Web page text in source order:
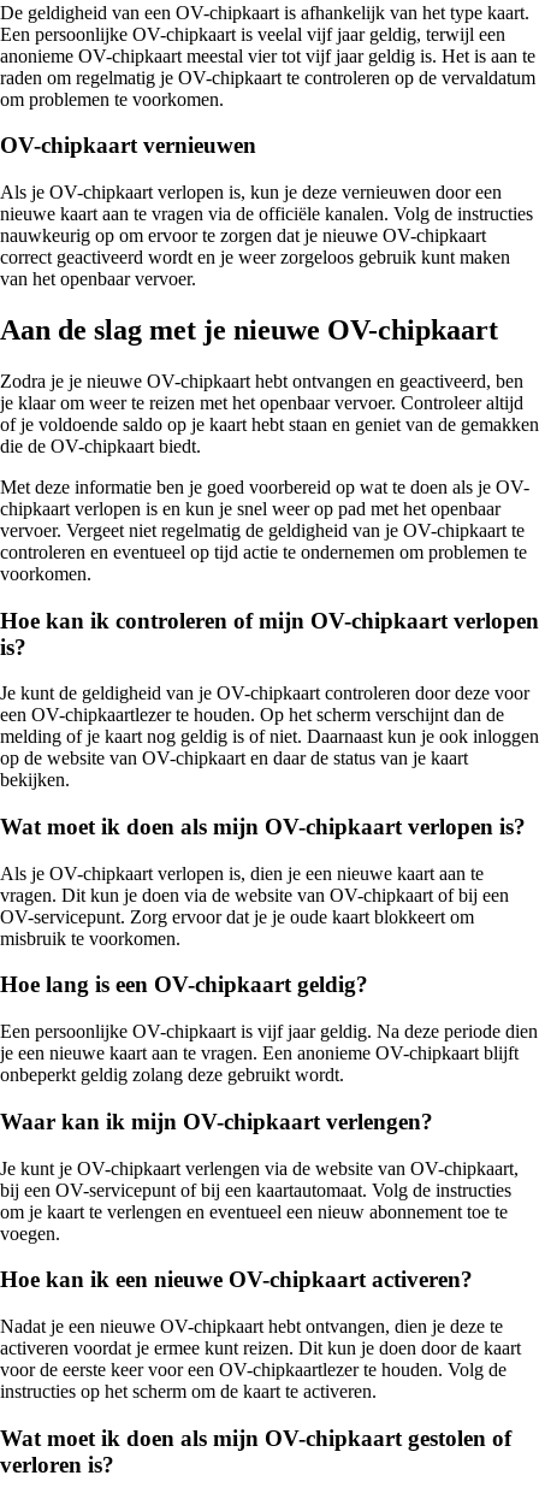
De geldigheid van een OV-chipkaart is afhankelijk van het type kaart.
Een persoonlijke OV-chipkaart is veelal vijf jaar geldig, terwijl een
anonieme OV-chipkaart meestal vier tot vijf jaar geldig is. Het is aan te
raden om regelmatig je OV-chipkaart te controleren op de vervaldatum
om problemen te voorkomen.
OV-chipkaart vernieuwen
Als je OV-chipkaart verlopen is, kun je deze vernieuwen door een
nieuwe kaart aan te vragen via de officiële kanalen. Volg de instructies
nauwkeurig op om ervoor te zorgen dat je nieuwe OV-chipkaart
correct geactiveerd wordt en je weer zorgeloos gebruik kunt maken
van het openbaar vervoer.
Aan de slag met je nieuwe OV-chipkaart
Zodra je je nieuwe OV-chipkaart hebt ontvangen en geactiveerd, ben
je klaar om weer te reizen met het openbaar vervoer. Controleer altijd
of je voldoende saldo op je kaart hebt staan en geniet van de gemakken
die de OV-chipkaart biedt.
Met deze informatie ben je goed voorbereid op wat te doen als je OV-
chipkaart verlopen is en kun je snel weer op pad met het openbaar
vervoer. Vergeet niet regelmatig de geldigheid van je OV-chipkaart te
controleren en eventueel op tijd actie te ondernemen om problemen te
voorkomen.
Hoe kan ik controleren of mijn OV-chipkaart verlopen
is?
Je kunt de geldigheid van je OV-chipkaart controleren door deze voor
een OV-chipkaartlezer te houden. Op het scherm verschijnt dan de
melding of je kaart nog geldig is of niet. Daarnaast kun je ook inloggen
op de website van OV-chipkaart en daar de status van je kaart
bekijken.
Wat moet ik doen als mijn OV-chipkaart verlopen is?
Als je OV-chipkaart verlopen is, dien je een nieuwe kaart aan te
vragen. Dit kun je doen via de website van OV-chipkaart of bij een
OV-servicepunt. Zorg ervoor dat je je oude kaart blokkeert om
misbruik te voorkomen.
Hoe lang is een OV-chipkaart geldig?
Een persoonlijke OV-chipkaart is vijf jaar geldig. Na deze periode dien
je een nieuwe kaart aan te vragen. Een anonieme OV-chipkaart blijft
onbeperkt geldig zolang deze gebruikt wordt.
Waar kan ik mijn OV-chipkaart verlengen?
Je kunt je OV-chipkaart verlengen via de website van OV-chipkaart,
bij een OV-servicepunt of bij een kaartautomaat. Volg de instructies
om je kaart te verlengen en eventueel een nieuw abonnement toe te
voegen.
Hoe kan ik een nieuwe OV-chipkaart activeren?
Nadat je een nieuwe OV-chipkaart hebt ontvangen, dien je deze te
activeren voordat je ermee kunt reizen. Dit kun je doen door de kaart
voor de eerste keer voor een OV-chipkaartlezer te houden. Volg de
instructies op het scherm om de kaart te activeren.
Wat moet ik doen als mijn OV-chipkaart gestolen of
verloren is?